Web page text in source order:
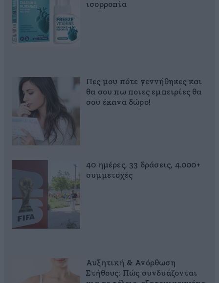
ισορροπία
Πες μου πότε γεννήθηκες και
θα σου πω ποιες εμπειρίες θα
σου έκανα δώρο!
40 ημέρες, 33 δράσεις, 4.000+
συμμετοχές
Αυξητική & Ανόρθωση
Στήθους: Πώς συνδυάζονται